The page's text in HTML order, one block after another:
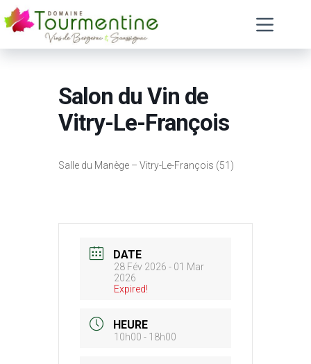
Passer
au
contenu
Salon du Vin de
Vitry-Le-François
Salle du Manège – Vitry-Le-François (51)
DATE
28 Fév 2026 - 01 Mar
2026
Expired!
HEURE
10h00 - 18h00